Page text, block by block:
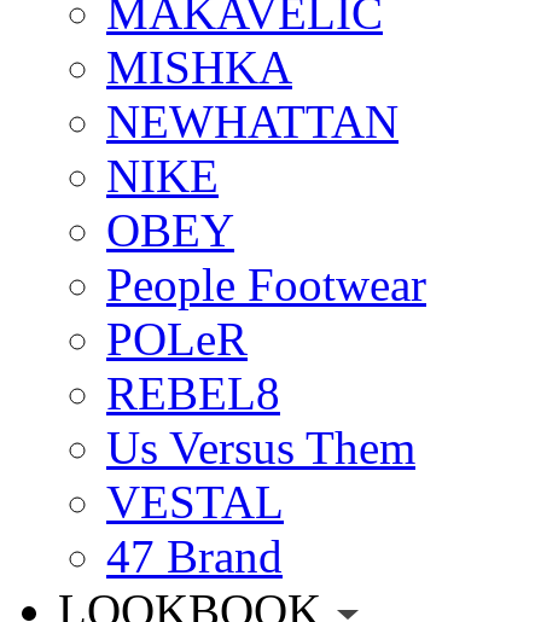
MAKAVELIC
MISHKA
NEWHATTAN
NIKE
OBEY
People Footwear
POLeR
REBEL8
Us Versus Them
VESTAL
47 Brand
LOOKBOOK